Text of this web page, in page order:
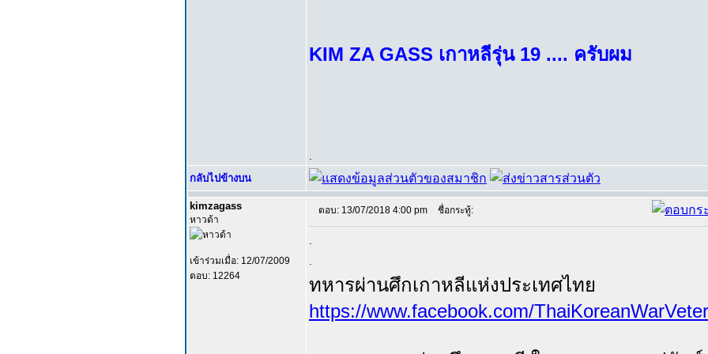
KIM ZA GASS เกาหลีรุ่น 19 .... ครับผม
กลับไปข้างบน
kimzagass
หาวด้า
เข้าร่วมเมื่อ: 12/07/2009
ตอบ: 12264
ตอบ: 13/07/2018 4:00 pm ชื่อกระทู้:
ทหารผ่านศึกเกาหลีแห่งประเทศไทย
https://www.facebook.com/